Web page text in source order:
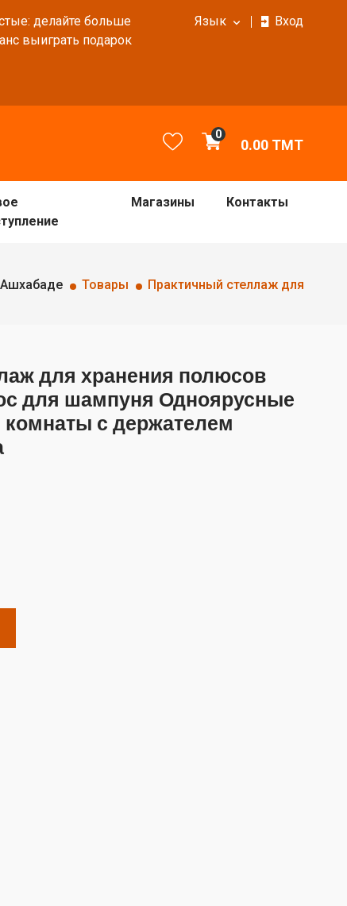
делайте больше
выиграть подарок
Язык Вход
0
0.00 TMT
Магазины Контакты
Товары Практичный стеллаж для
для хранения полюсов
для шампуня Одноярусные
с держателем